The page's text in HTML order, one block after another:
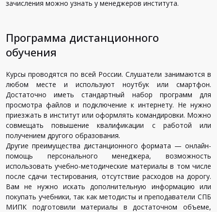
зачисления можно узнать у менеджеров института.
Программа дистанционного
обучения
Курсы проводятся по всей России. Слушатели занимаются в
любом месте и используют ноутбук или смартфон.
Достаточно иметь стандартный набор программ для
просмотра файлов и подключение к интернету. Не нужно
приезжать в институт или оформлять командировки. Можно
совмещать повышение квалификации с работой или
получением другого образования.
Другие преимущества дистанционного формата — онлайн-
помощь персонального менеджера, возможность
использовать учебно-методические материалы в том числе
после сдачи тестирования, отсутствие расходов на дорогу.
Вам не нужно искать дополнительную информацию или
покупать учебники, так как методисты и преподаватели СПБ
МИПК подготовили материалы в достаточном объеме,